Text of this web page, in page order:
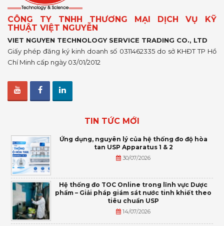
CÔNG TY TNHH THƯƠNG MẠI DỊCH VỤ KỸ
THUẬT VIỆT NGUYỄN
VIET NGUYEN TECHNOLOGY SERVICE TRADING CO., LTD
Giấy phép đăng ký kinh doanh số 0311462335 do sở KHĐT TP Hồ
Chí Minh cấp ngày 03/01/2012
TIN TỨC MỚI
Ứng dụng, nguyên lý của hệ thống đo độ hòa
tan USP Apparatus 1 & 2
30/07/2026
Hệ thống đo TOC Online trong lĩnh vực Dược
phẩm – Giải pháp giám sát nước tinh khiết theo
tiêu chuẩn USP
14/07/2026